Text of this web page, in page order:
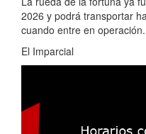
2026 y podrá transportar
cuando entre en operación.
El Imparcial